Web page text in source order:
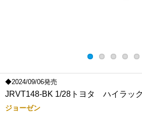
◆2024/09/06発売
JRVT148-BK 1/28トヨタ ハイラッ
ジョーゼン